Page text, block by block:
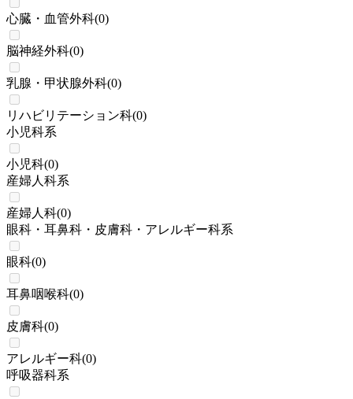
心臓・血管外科(0)
脳神経外科(0)
乳腺・甲状腺外科(0)
リハビリテーション科(0)
小児科系
小児科(0)
産婦人科系
産婦人科(0)
眼科・耳鼻科・皮膚科・アレルギー科系
眼科(0)
耳鼻咽喉科(0)
皮膚科(0)
アレルギー科(0)
呼吸器科系